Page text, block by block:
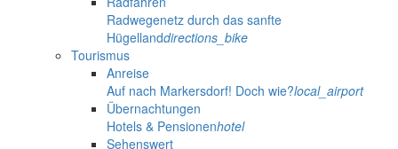
Radwegenetz durch das sanfte
Hügellanddirections_bike
Tourismus
Anreise
Auf nach Markersdorf! Doch wie?local_airport
Übernachtungen
Hotels & Pensionenhotel
Sehenswert